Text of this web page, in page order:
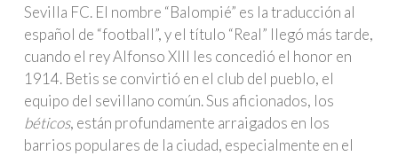
Sevilla FC. El nombre “Balompié” es la traducción al
español de “football”, y el título “Real” llegó más tarde,
cuando el rey Alfonso XIII les concedió el honor en
1914. Betis se convirtió en el club del pueblo, el
equipo del sevillano común. Sus aficionados, los
béticos, están profundamente arraigados en los
barrios populares de la ciudad, especialmente en el